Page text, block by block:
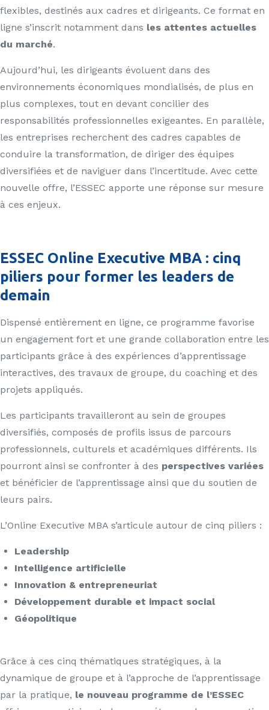
flexibles, destinés aux cadres et dirigeants. Ce format en
ligne s’inscrit notamment dans les attentes actuelles
du marché.
Aujourd’hui, les dirigeants évoluent dans des
environnements économiques mondialisés, de plus en
plus complexes, tout en devant concilier des
responsabilités professionnelles exigeantes. En parallèle,
les entreprises recherchent des cadres capables de
conduire la transformation, de diriger des équipes
diversifiées et de naviguer dans l’incertitude. Avec cette
nouvelle offre, l’ESSEC apporte une réponse sur mesure
à ces enjeux.
ESSEC Online Executive MBA : cinq
piliers pour former les leaders de
demain
Dispensé entièrement en ligne, ce programme favorise
un engagement fort et une grande collaboration entre les
participants grâce à des expériences d’apprentissage
interactives, des travaux de groupe, du coaching et des
projets appliqués.
Les participants travailleront au sein de groupes
diversifiés, composés de profils issus de parcours
professionnels, culturels et académiques différents. Ils
pourront ainsi se confronter à des perspectives variées
et bénéficier de l’apprentissage ainsi que du soutien de
leurs pairs.
L’Online Executive MBA s’articule autour de cinq piliers :
Leadership
Intelligence artificielle
Innovation & entrepreneuriat
Développement durable et impact social
Géopolitique
Grâce à ces cinq thématiques stratégiques, à la
dynamique de groupe et à l’approche de l’apprentissage
par la pratique, le nouveau programme de l’ESSEC